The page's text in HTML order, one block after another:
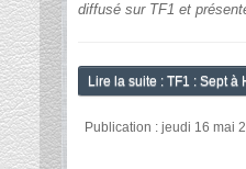
diffusé sur TF1 et
Lire la suite : TF1 : Sept à
Publication : jeudi 16 mai